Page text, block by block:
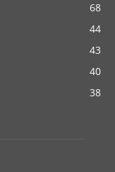
68
44
43
40
38